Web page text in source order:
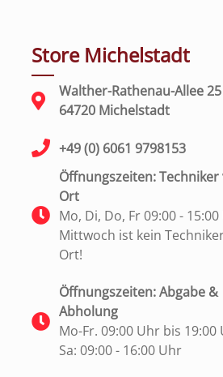
Store Michelstadt
Walther-Rathenau-Allee
64720 Michelstadt
+49 (0) 6061 9798153
Öffnungszeiten: Techniker
Ort
Mo, Di, Do, Fr 09:00 -
Mittwoch ist kein
Ort!
Öffnungszeiten: Abgabe &
Abholung
Mo-Fr. 09:00 Uhr bis 19:00
Sa: 09:00 - 16:00 Uhr